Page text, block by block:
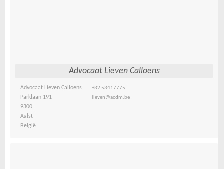
Advocaat Lieven Calloens
Advocaat Lieven Calloens
Parklaan 191
9300
Aalst
België
+32 53417775
lieven@acdm.be